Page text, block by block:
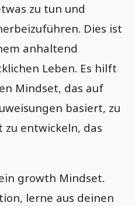
zu tun und
Dies ist
anhaltend
Leben. Es hilft
Mindset, das auf
basiert, zu
entwickeln, das
growth Mindset.
lerne aus deinen